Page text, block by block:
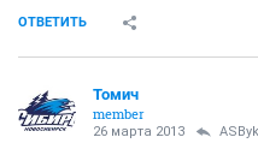
ОТВЕТИТЬ
Томич
member
26 марта 2013